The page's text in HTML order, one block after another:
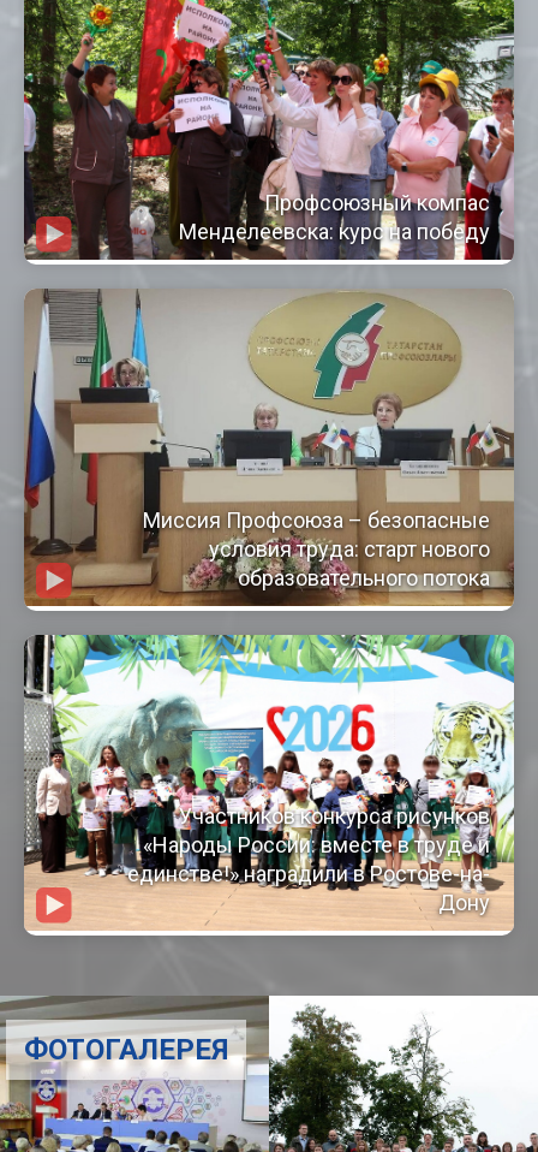
Профсоюзный компас
Менделеевска: курс на победу
Миссия Профсоюза – безопасные
условия труда: старт нового
образовательного потока
Участников конкурса рисунков
«Народы России: вместе в труде и
единстве!» наградили в Ростове-на-
Дону
ФОТОГАЛЕРЕЯ